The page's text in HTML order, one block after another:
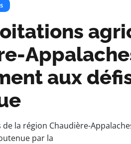
aux
de la région Chaudière-
par la